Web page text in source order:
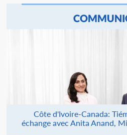
Côte d'Ivoire-Canada:
échange avec Anita Anand,